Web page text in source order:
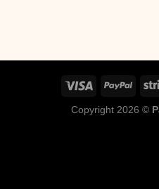
Copyright 2026 ©